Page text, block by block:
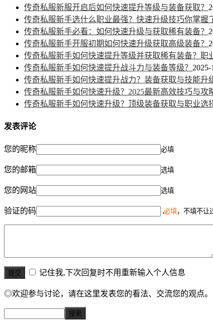
传奇私服新服开启后如何快速提升等级与装备获取？
传奇私服新手选什么职业最强？快速升级技巧你掌握
传奇私服新手必看：如何快速升级与获取稀有装备？
传奇私服新手开服初期如何快速升级获取高级装备？
传奇私服新手如何快速提升等级并获取稀有装备？职
传奇私服新手如何快速提升战斗力与装备等级？ 2025-
传奇私服新手如何快速提升战力？装备获取与技能升
传奇私服新手如何快速升级？2025最新高效技巧与攻
传奇私服新手如何快速升级？顶级装备获取与职业选
发表评论
您的昵称 必填
您的邮箱 选填
您的网站 选填
验证的码 必填，不填不让
记住我,下次回复时不用重新输入个人信息
◎欢迎参与讨论，请在这里发表您的看法、交流您的观点。